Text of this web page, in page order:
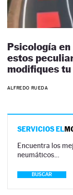
Psicología
estos
modifiques
ALFREDO RUEDA
SERVICIOS EL
Encuentra los
neumáticos…
BUSCAR